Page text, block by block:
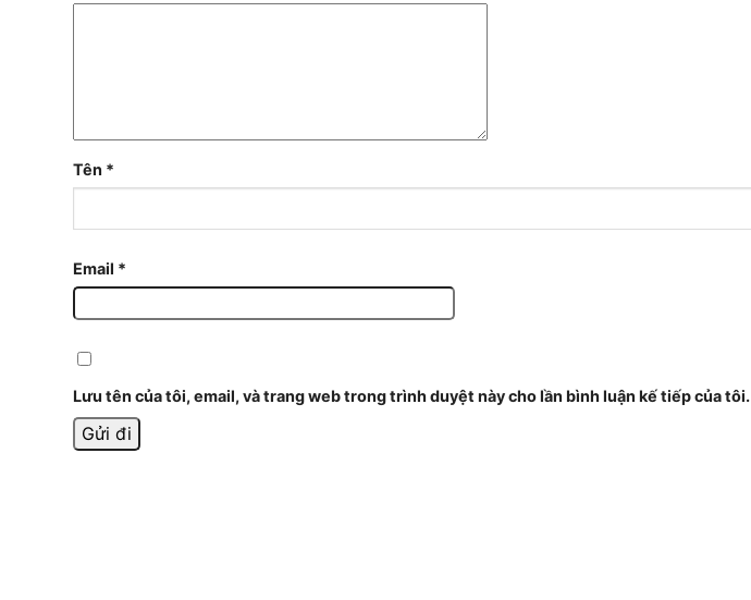
Tên *
Email *
Lưu tên của tôi, email, và trang web trong trình duyệt này cho lần bình luận kế tiếp của tôi.